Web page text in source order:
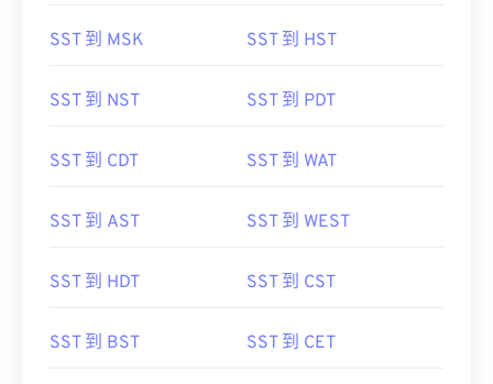
SST 到 MSK SST 到 HST
SST 到 NST SST 到 PDT
SST 到 CDT SST 到 WAT
SST 到 AST SST 到 WEST
SST 到 HDT SST 到 CST
SST 到 BST SST 到 CET